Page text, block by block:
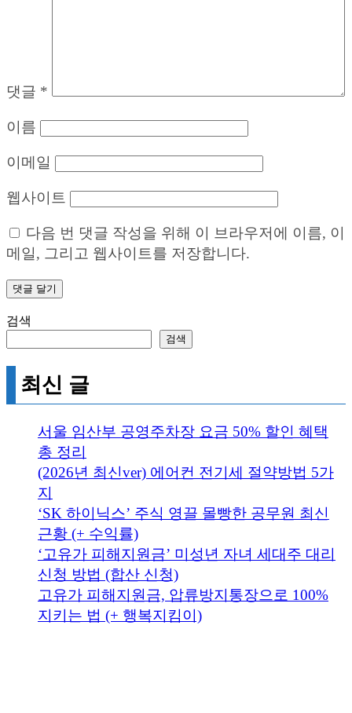
댓글 *
이름
이메일
웹사이트
다음 번 댓글 작성을 위해 이 브라우저에 이름, 이
메일, 그리고 웹사이트를 저장합니다.
검색
검색
최신 글
서울 임산부 공영주차장 요금 50% 할인 혜택
총 정리
(2026년 최신ver) 에어컨 전기세 절약방법 5가
지
‘SK 하이닉스’ 주식 영끌 몰빵한 공무원 최신
근황 (+ 수익률)
‘고유가 피해지원금’ 미성년 자녀 세대주 대리
신청 방법 (합산 신청)
고유가 피해지원금, 압류방지통장으로 100%
지키는 법 (+ 행복지킴이)